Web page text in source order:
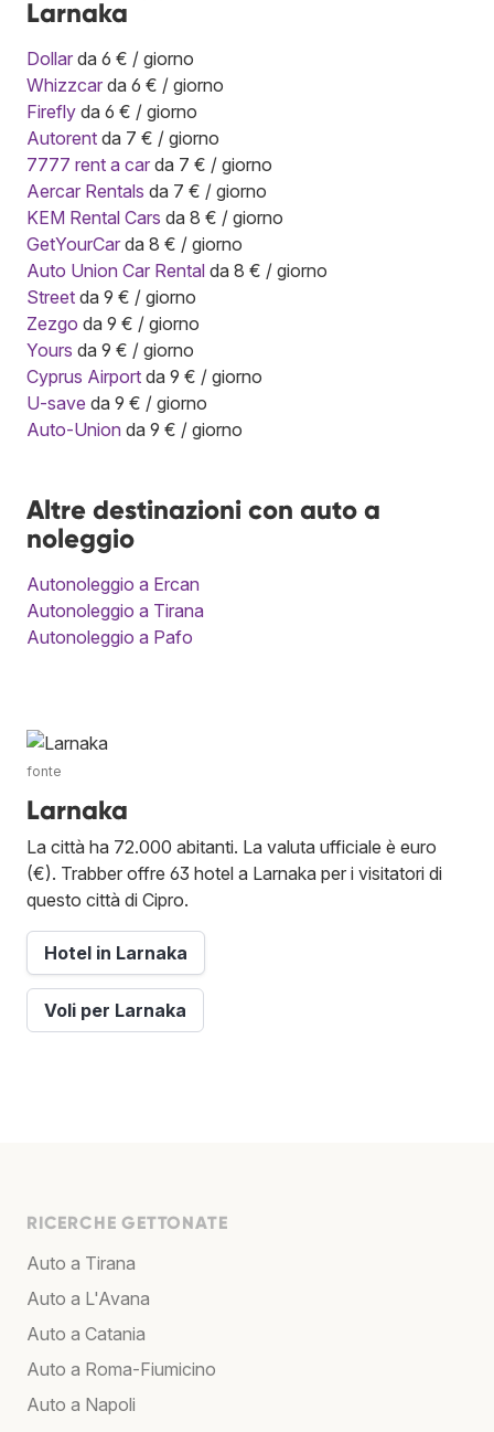
Larnaka
Dollar da 6 € / giorno
Whizzcar da 6 € / giorno
Firefly da 6 € / giorno
Autorent da 7 € / giorno
7777 rent a car da 7 € / giorno
Aercar Rentals da 7 € / giorno
KEM Rental Cars da 8 € / giorno
GetYourCar da 8 € / giorno
Auto Union Car Rental da 8 € / giorno
Street da 9 € / giorno
Zezgo da 9 € / giorno
Yours da 9 € / giorno
Cyprus Airport da 9 € / giorno
U-save da 9 € / giorno
Auto-Union da 9 € / giorno
Altre destinazioni con auto a
noleggio
Autonoleggio a Ercan
Autonoleggio a Tirana
Autonoleggio a Pafo
fonte
Larnaka
La città ha 72.000 abitanti. La valuta ufficiale è euro
(€). Trabber offre 63 hotel a Larnaka per i visitatori di
questo città di Cipro.
Hotel in Larnaka
Voli per Larnaka
RICERCHE GETTONATE
Auto a Tirana
Auto a L'Avana
Auto a Catania
Auto a Roma-Fiumicino
Auto a Napoli